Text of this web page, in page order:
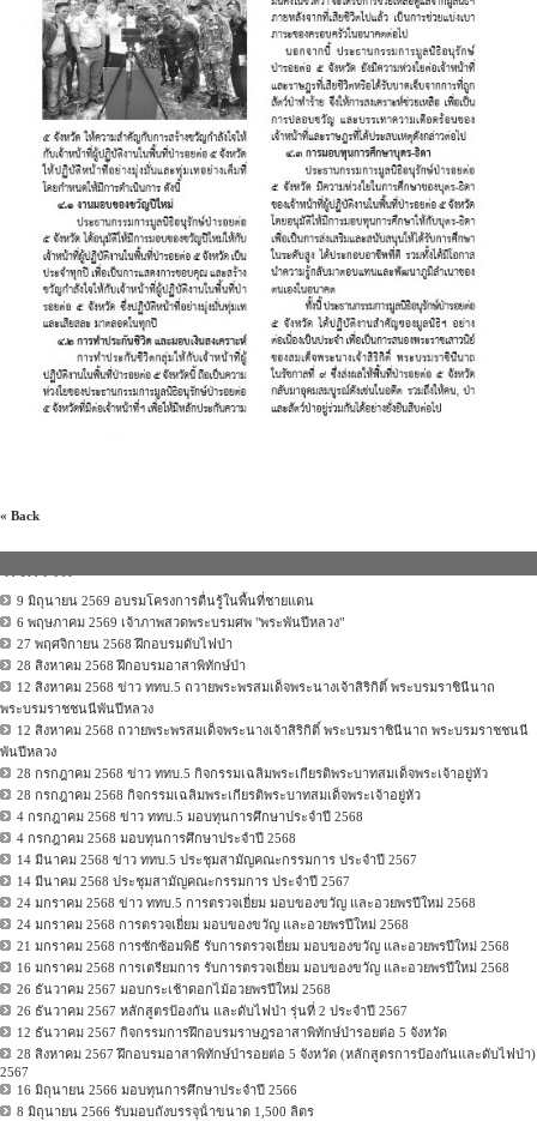
« Back
9 มิถุนายน 2569 อบรมโครงการตื่นรู้ในพื้นที่ชายแดน
6 พฤษภาคม 2569 เจ้าภาพสวดพระบรมศพ "พระพันปีหลวง"
27 พฤศจิกายน 2568 ฝึกอบรมดับไฟป่า
28 สิงหาคม 2568 ฝึกอบรมอาสาพิทักษ์ป่า
12 สิงหาคม 2568 ข่าว ททบ.5 ถวายพระพรสมเด็จพระนางเจ้าสิริกิติ์ พระบรมราชินีนาถ
พระบรมราชชนนีพันปีหลวง
12 สิงหาคม 2568 ถวายพระพรสมเด็จพระนางเจ้าสิริกิติ์ พระบรมราชินีนาถ พระบรมราชชนนี
พันปีหลวง
28 กรกฎาคม 2568 ข่าว ททบ.5 กิจกรรมเฉลิมพระเกียรติพระบาทสมเด็จพระเจ้าอยู่หัว
28 กรกฎาคม 2568 กิจกรรมเฉลิมพระเกียรติพระบาทสมเด็จพระเจ้าอยู่หัว
4 กรกฎาคม 2568 ข่าว ททบ.5 มอบทุนการศึกษาประจำปี 2568
4 กรกฎาคม 2568 มอบทุนการศึกษาประจำปี 2568
14 มีนาคม 2568 ข่าว ททบ.5 ประชุมสามัญคณะกรรมการ ประจำปี 2567
14 มีนาคม 2568 ประชุมสามัญคณะกรรมการ ประจำปี 2567
24 มกราคม 2568 ข่าว ททบ.5 การตรวจเยี่ยม มอบของขวัญ และอวยพรปีใหม่ 2568
24 มกราคม 2568 การตรวจเยี่ยม มอบของขวัญ และอวยพรปีใหม่ 2568
21 มกราคม 2568 การซักซ้อมพิธี รับการตรวจเยี่ยม มอบของขวัญ และอวยพรปีใหม่ 2568
16 มกราคม 2568 การเตรียมการ รับการตรวจเยี่ยม มอบของขวัญ และอวยพรปีใหม่ 2568
26 ธันวาคม 2567 มอบกระเช้าดอกไม้อวยพรปีใหม่ 2568
26 ธันวาคม 2567 หลักสูตรป้องกัน และดับไฟป่า รุ่นที่ 2 ประจำปี 2567
12 ธันวาคม 2567 กิจกรรมการฝึกอบรมราษฎรอาสาพิทักษ์ป่ารอยต่อ 5 จังหวัด
28 สิงหาคม 2567 ฝึกอบรมอาสาพิทักษ์ป่ารอยต่อ 5 จังหวัด (หลักสูตรการป้องกันและดับไฟป่า)
2567
16 มิถุนายน 2566 มอบทุนการศึกษาประจําปี 2566
8 มิถุนายน 2566 รับมอบถังบรรจุน้ําขนาด 1,500 ลิตร